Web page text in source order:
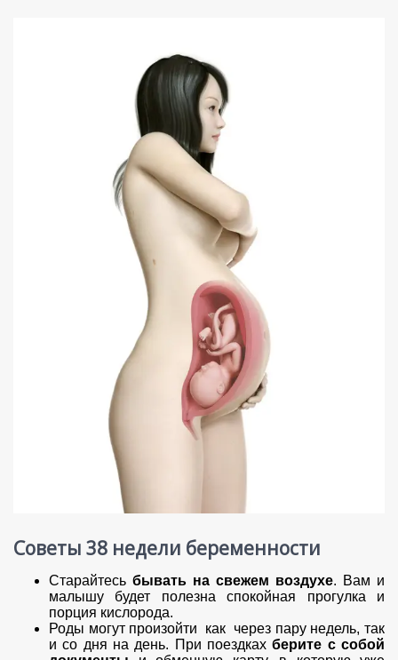
Советы 38 недели беременности
Старайтесь бывать на свежем воздухе. Вам и
малышу будет полезна спокойная прогулка и
порция кислорода.
Роды могут произойти как через пару недель, так
и со дня на день. При поездкахберите с собой